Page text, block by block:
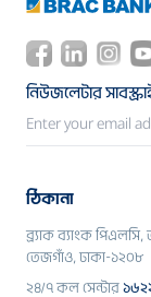
নিউজলেটার
ঠিকানা
ব্র্যাক ব্যাংক
তেজগাঁও, ঢাকা-১২০৮
২৪/৭ কল সেন্টার